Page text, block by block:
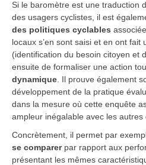
Si le baromètre est une traduction
des usagers cyclistes, il est
des politiques cyclables
locaux s’en sont saisi et en ont fait
(identification du besoin citoyen et
ensuite de formaliser une action
dynamique . Il prouve également
développement de la pratique
dans la mesure où cette enquête
ampleur inégalable avec les autres
Concrètement, il permet par
se comparerpar rapport aux
présentant les mêmes